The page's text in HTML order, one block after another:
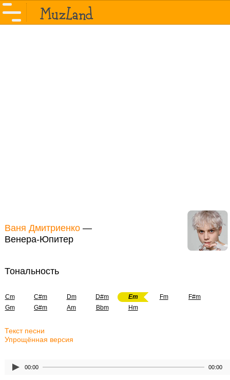
Ваня Дмитриенко —
Венера-Юпитер
Тональность
Cm C#m Dm D#m Em Fm
F#m
Gm
G#m Am Bbm Hm
Текст песни
Упрощённая версия
00:00 00:00